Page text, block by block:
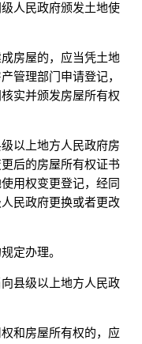
人民政府颁发土地使
房屋的，应当凭土地
管理部门申请登记，
实并颁发房屋所有权
以上地方人民政府房
后的房屋所有权证书
用权变更登记，经同
民政府更换或者更改
定办理。
县级以上地方人民政
和房屋所有权的，应